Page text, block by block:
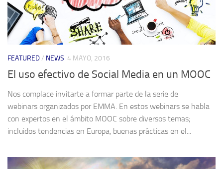
FEATURED/ NEWS 4 MAYO, 2016
El uso efectivo de Social Media en un MOOC
Nos complace invitarte a formar parte de la serie de
webinars organizados por EMMA. En estos webinars se habla
con expertos en el ámbito MOOC sobre diversos temas;
incluidos tendencias en Europa, buenas prácticas en el...